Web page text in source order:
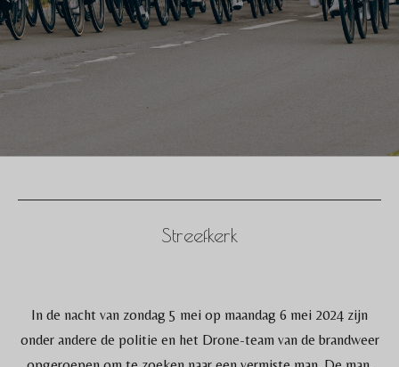
Streefkerk
In de nacht van zondag 5 mei op maandag 6 mei 2024 zijn
onder andere de politie en het Drone-team van de brandweer